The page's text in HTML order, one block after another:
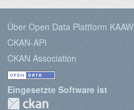
Über Open Data Plattform KAAW
CKAN-API
CKAN Association
Eingesetzte Software ist